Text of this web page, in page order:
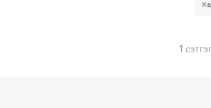
1